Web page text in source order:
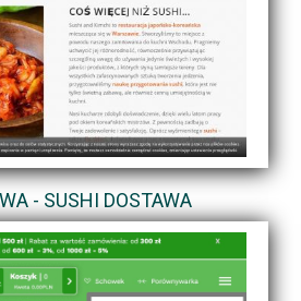
- SUSHI DOSTAWA